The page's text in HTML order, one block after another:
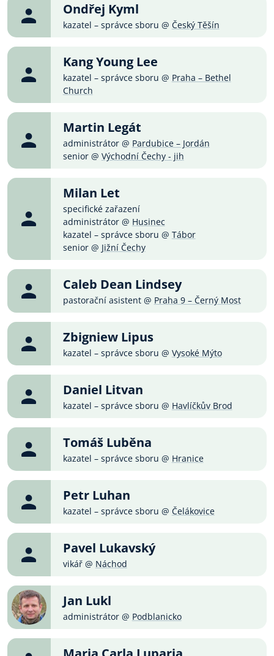
Ondřej Kyml
kazatel – správce sboru @ Český Těšín
Kang Young Lee
kazatel – správce sboru @ Praha – Bethel
Church
Martin Legát
administrátor @ Pardubice – Jordán
senior @ Východní Čechy - jih
Milan Let
specifické zařazení
administrátor @ Husinec
kazatel – správce sboru @ Tábor
senior @ Jižní Čechy
Caleb Dean Lindsey
pastorační asistent @ Praha 9 – Černý Most
Zbigniew Lipus
kazatel – správce sboru @ Vysoké Mýto
Daniel Litvan
kazatel – správce sboru @ Havlíčkův Brod
Tomáš Luběna
kazatel – správce sboru @ Hranice
Petr Luhan
kazatel – správce sboru @ Čelákovice
Pavel Lukavský
vikář @ Náchod
Jan Lukl
administrátor @ Podblanicko